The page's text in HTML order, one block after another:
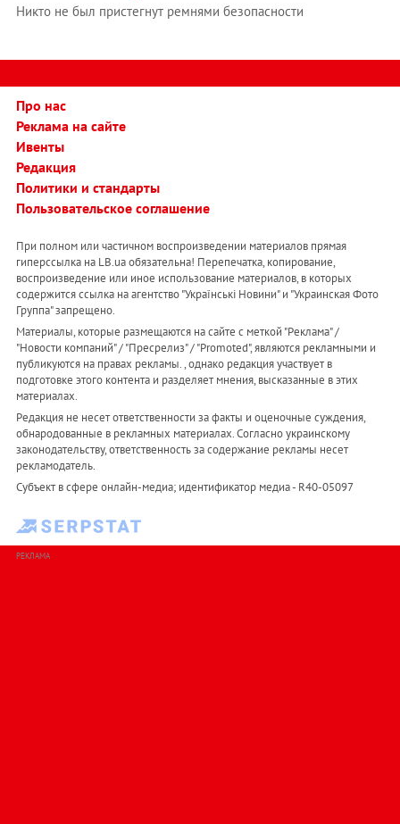
Никто не был пристегнут ремнями безопасности
Про нас
Реклама на сайте
Ивенты
Редакция
Политики и стандарты
Пользовательское соглашение
При полном или частичном воспроизведении материалов прямая
гиперссылка на LB.ua обязательна! Перепечатка, копирование,
воспроизведение или иное использование материалов, в которых
содержится ссылка на агентство "Українськi Новини" и "Украинская Фото
Группа" запрещено.
Материалы, которые размещаются на сайте с меткой "Реклама" /
"Новости компаний" / "Пресрелиз" / "Promoted", являются рекламными и
публикуются на правах рекламы. , однако редакция участвует в
подготовке этого контента и разделяет мнения, высказанные в этих
материалах.
Редакция не несет ответственности за факты и оценочные суждения,
обнародованные в рекламных материалах. Согласно украинскому
законодательству, ответственность за содержание рекламы несет
рекламодатель.
Субъект в сфере онлайн-медиа; идентификатор медиа - R40-05097
РЕКЛАМА